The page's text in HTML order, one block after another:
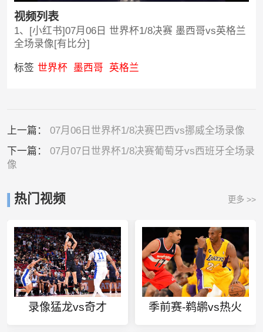
视频列表
1、[小红书]07月06日 世界杯1/8决赛 墨西哥vs英格兰
全场录像[有比分]
标签 世界杯 墨西哥 英格兰
上一篇： 07月06日世界杯1/8决赛巴西vs挪威全场录像
下一篇： 07月07日世界杯1/8决赛葡萄牙vs西班牙全场录
像
热门视频 更多 >>
录像猛龙vs奇才 季前赛-鹈鹕vs热火